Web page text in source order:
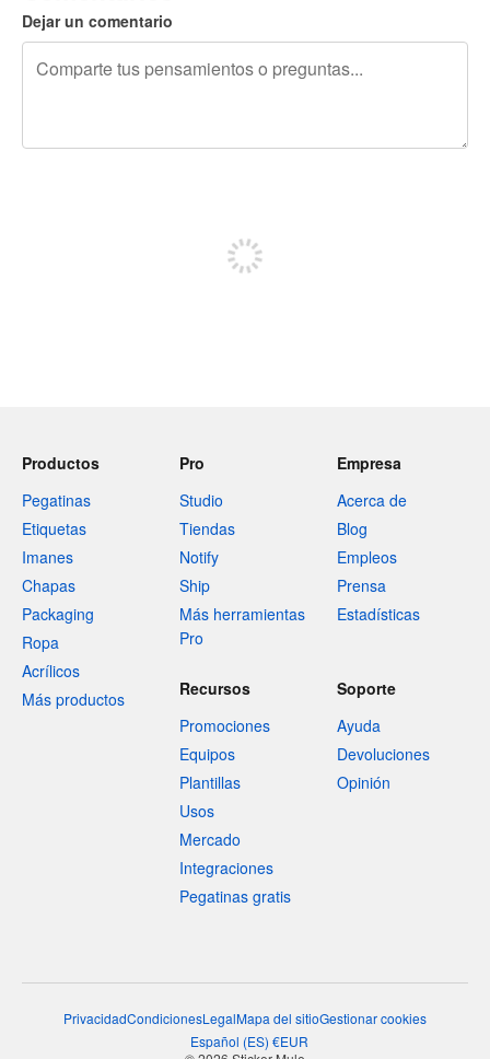
Dejar un comentario
Productos
Pegatinas
Etiquetas
Imanes
Chapas
Packaging
Ropa
Acrílicos
Más productos
Pro
Studio
Tiendas
Notify
Ship
Más herramientas
Pro
Empresa
Acerca de
Blog
Empleos
Prensa
Estadísticas
Recursos
Promociones
Equipos
Plantillas
Usos
Mercado
Integraciones
Pegatinas gratis
Soporte
Ayuda
Devoluciones
Opinión
PrivacidadCondicionesLegalMapa del sitioGestionar cookies
Español (ES) €EUR